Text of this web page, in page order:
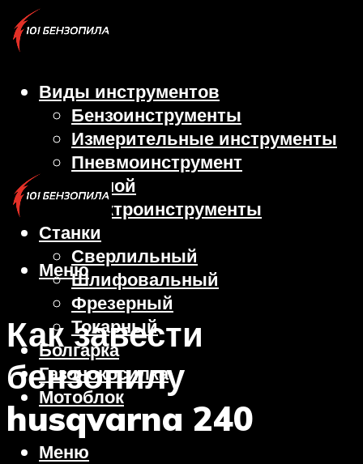
Виды инструментов
Бензоинструменты
Измерительные инструменты
Пневмоинструмент
Ручной
Электроинструменты
Станки
Сверлильный
Шлифовальный
Фрезерный
Токарный
Болгарка
Газонокосилка
Мотоблок
Меню
Меню
Как завести
бензопилу
husqvarna 240